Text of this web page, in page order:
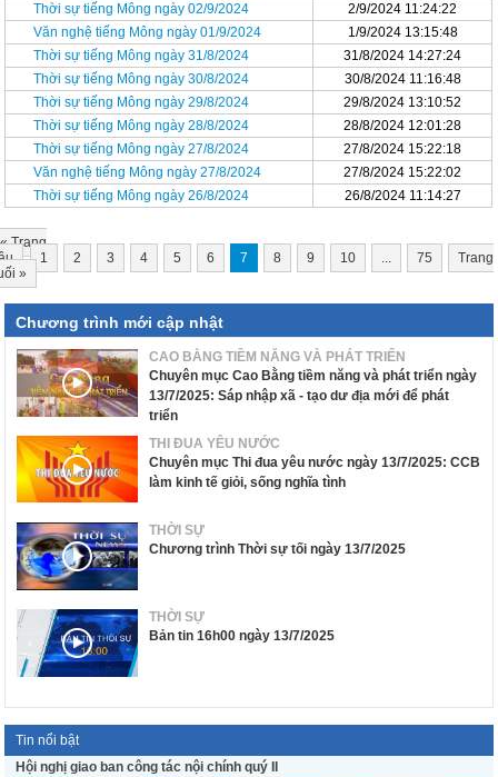
Thời sự tiếng Mông ngày 02/9/2024
2/9/2024 11:24:22
Văn nghệ tiếng Mông ngày 01/9/2024
1/9/2024 13:15:48
Thời sự tiếng Mông ngày 31/8/2024
31/8/2024 14:27:24
Thời sự tiếng Mông ngày 30/8/2024
30/8/2024 11:16:48
Thời sự tiếng Mông ngày 29/8/2024
29/8/2024 13:10:52
Thời sự tiếng Mông ngày 28/8/2024
28/8/2024 12:01:28
Thời sự tiếng Mông ngày 27/8/2024
27/8/2024 15:22:18
Văn nghệ tiếng Mông ngày 27/8/2024
27/8/2024 15:22:02
Thời sự tiếng Mông ngày 26/8/2024
26/8/2024 11:14:27
«Trang
1 2 3 4 5 6 7 8 9 10 ... 75
Trang
»
Chương trình mới cập nhật
CAO BẰNG TIỀM NĂNG VÀ PHÁT TRIỂN
Chuyên mục Cao Bằng tiềm năng và phát triển ngày
13/7/2025: Sáp nhập xã - tạo dư địa mới để phát
triển
THI ĐUA YÊU NƯỚC
Chuyên mục Thi đua yêu nước ngày 13/7/2025: CCB
làm kinh tế giỏi, sống nghĩa tình
THỜI SỰ
Chương trình Thời sự tối ngày 13/7/2025
THỜI SỰ
Bản tin 16h00 ngày 13/7/2025
Tin nổi bật
Hội nghị giao ban công tác nội chính quý II